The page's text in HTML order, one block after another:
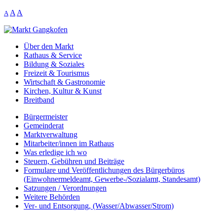
A A A
Über den Markt
Rathaus & Service
Bildung & Soziales
Freizeit & Tourismus
Wirtschaft & Gastronomie
Kirchen, Kultur & Kunst
Breitband
Bürgermeister
Gemeinderat
Marktverwaltung
Mitarbeiter/innen im Rathaus
Was erledige ich wo
Steuern, Gebühren und Beiträge
Formulare und Veröffentlichungen des Bürgerbüros
(Einwohnermeldeamt, Gewerbe-/Sozialamt, Standesamt)
Satzungen / Verordnungen
Weitere Behörden
Ver- und Entsorgung, (Wasser/Abwasser/Strom)